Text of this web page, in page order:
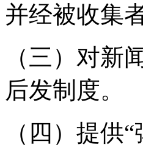
并经被收集
（三）对新
后发制度。
（四）提供